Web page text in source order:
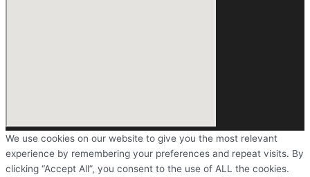
We use cookies on our website to give you the most relevant
experience by remembering your preferences and repeat visits. By
clicking “Accept All”, you consent to the use of ALL the cookies.